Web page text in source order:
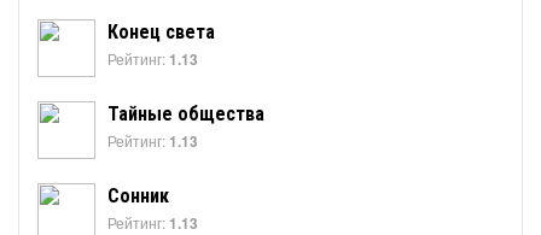
Конец света
Рейтинг: 1.13
Тайные общества
Рейтинг: 1.13
Сонник
Рейтинг: 1.13